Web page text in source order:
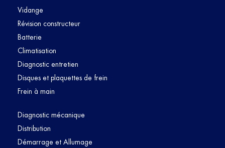
Vidange
Révision constructeur
Batterie
Climatisation
Diagnostic entretien
Disques et plaquettes de frein
Frein à main
Diagnostic mécanique
Distribution
Démarrage et Allumage